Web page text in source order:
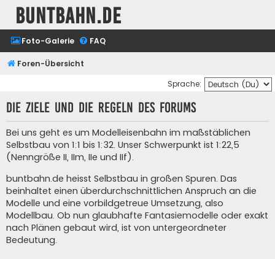
buntbahn.de
Foto-Galerie FAQ
Foren-Übersicht
Sprache:
Die Ziele und die Regeln des Forums
Bei uns geht es um Modelleisenbahn im maßstäblichen
Selbstbau von 1:1 bis 1:32. Unser Schwerpunkt ist 1:22,5
(Nenngröße II, IIm, IIe und IIf).
buntbahn.de heisst Selbstbau in großen Spuren. Das
beinhaltet einen überdurchschnittlichen Anspruch an die
Modelle und eine vorbildgetreue Umsetzung, also
Modellbau. Ob nun glaubhafte Fantasiemodelle oder exakt
nach Plänen gebaut wird, ist von untergeordneter
Bedeutung.